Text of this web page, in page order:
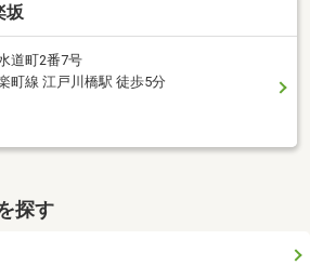
坂
道町2番7号
町線 江戸川橋駅 徒歩5分
探す